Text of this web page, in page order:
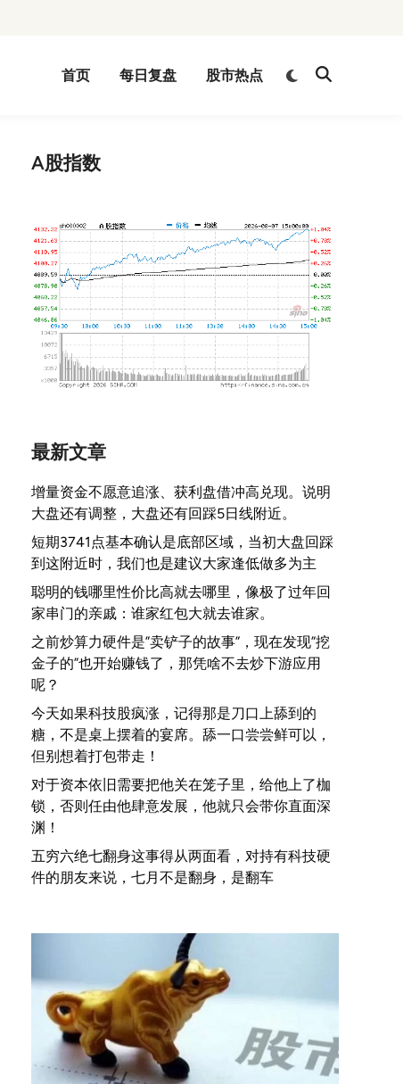
首页 每日复盘 股市热点
Switch
Open
A股指数
最新文章
增量资金不愿意追涨、获利盘借冲高兑现。说明
大盘还有调整，大盘还有回踩5日线附近。
短期3741点基本确认是底部区域，当初大盘回踩
到这附近时，我们也是建议大家逢低做多为主
聪明的钱哪里性价比高就去哪里，像极了过年回
家串门的亲戚：谁家红包大就去谁家。
之前炒算力硬件是”卖铲子的故事”，现在发现”挖
金子的”也开始赚钱了，那凭啥不去炒下游应用
呢？
今天如果科技股疯涨，记得那是刀口上舔到的
糖，不是桌上摆着的宴席。舔一口尝尝鲜可以，
但别想着打包带走！
对于资本依旧需要把他关在笼子里，给他上了枷
锁，否则任由他肆意发展，他就只会带你直面深
渊！
五穷六绝七翻身这事得从两面看，对持有科技硬
件的朋友来说，七月不是翻身，是翻车